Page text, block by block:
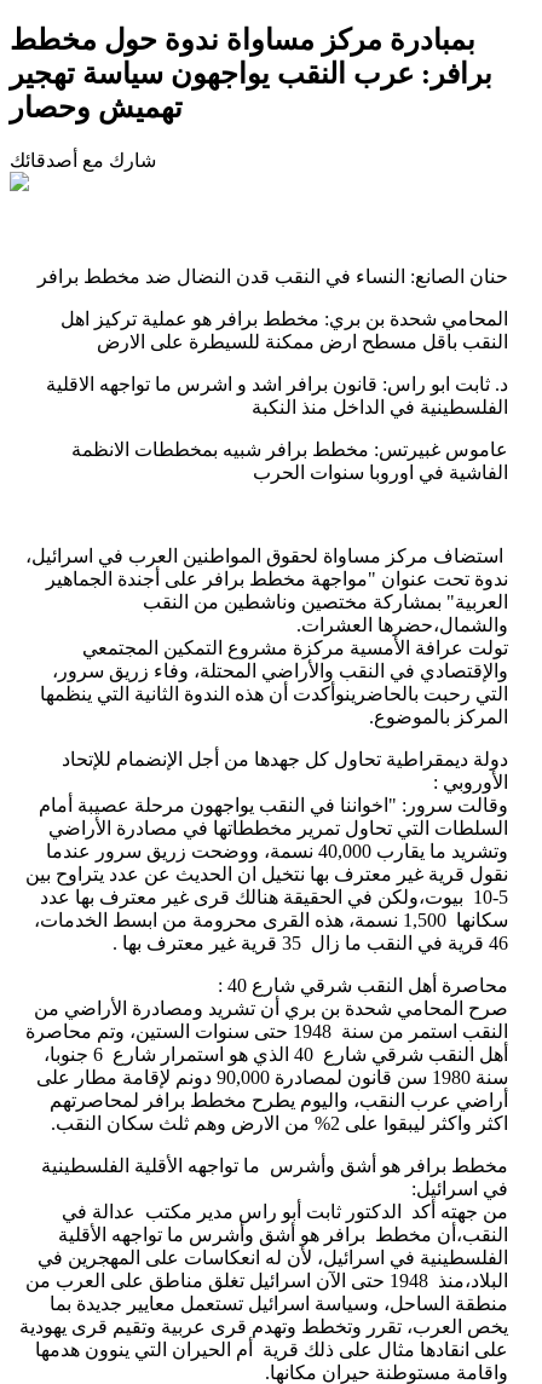
بمبادرة مركز مساواة ندوة حول مخطط
برافر: عرب النقب يواجهون سياسة تهجير
تهميش وحصار
شارك مع أصدقائك
حنان الصانع: النساء في النقب قدن النضال ضد مخطط برافر
المحامي شحدة بن بري: مخطط برافر هو عملية تركيز اهل
النقب باقل مسطح ارض ممكنة للسيطرة على الارض
د. ثابت ابو راس: قانون برافر اشد و اشرس ما تواجهه الاقلية
الفلسطينية في الداخل منذ النكبة
عاموس غبيرتس: مخطط برافر شبيه بمخططات الانظمة
الفاشية في اوروبا سنوات الحرب
استضاف مركز مساواة لحقوق المواطنين العرب في اسرائيل،
ندوة تحت عنوان "مواجهة مخطط برافر على أجندة الجماهير
العربية" بمشاركة مختصين وناشطين من النقب
والشمال،حضرها العشرات.
تولت عرافة الأمسية مركزة مشروع التمكين المجتمعي
والإقتصادي في النقب والأراضي المحتلة، وفاء زريق سرور،
التي رحبت بالحاضرينوأكدت أن هذه الندوة الثانية التي ينظمها
المركز بالموضوع.
دولة ديمقراطية تحاول كل جهدها من أجل الإنضمام للإتحاد
الأوروبي :
وقالت سرور: "اخواننا في النقب يواجهون مرحلة عصيبة أمام
السلطات التي تحاول تمرير مخططاتها في مصادرة الأراضي
وتشريد ما يقارب 40,000 نسمة، ووضحت زريق سرور عندما
نقول قرية غير معترف بها نتخيل ان الحديث عن عدد يتراوح بين
5-10 بيوت،ولكن في الحقيقة هنالك قرى غير معترف بها عدد
سكانها 1,500 نسمة، هذه القرى محرومة من ابسط الخدمات،
46 قرية في النقب ما زال 35 قرية غير معترف بها .
محاصرة أهل النقب شرقي شارع 40 :
صرح المحامي شحدة بن بري أن تشريد ومصادرة الأراضي من
النقب استمر من سنة 1948 حتى سنوات الستين، وتم محاصرة
أهل النقب شرقي شارع 40 الذي هو استمرار شارع 6 جنوبا،
سنة 1980 سن قانون لمصادرة 90,000 دونم لإقامة مطار على
أراضي عرب النقب، واليوم يطرح مخطط برافر لمحاصرتهم
اكثر واكثر ليبقوا على 2% من الارض وهم ثلث سكان النقب.
مخطط برافر هو أشق وأشرس ما تواجهه الأقلية الفلسطينية
في اسرائيل:
من جهته أكد الدكتور ثابت أبو راس مدير مكتب عدالة في
النقب،أن مخطط برافر هو أشق وأشرس ما تواجهه الأقلية
الفلسطينية في اسرائيل، لأن له انعكاسات على المهجرين في
البلاد،منذ 1948 حتى الآن اسرائيل تغلق مناطق على العرب من
منطقة الساحل، وسياسة اسرائيل تستعمل معايير جديدة بما
يخص العرب، تقرر وتخطط وتهدم قرى عربية وتقيم قرى يهودية
على انقادها مثال على ذلك قرية أم الحيران التي ينوون هدمها
واقامة مستوطنة حيران مكانها.